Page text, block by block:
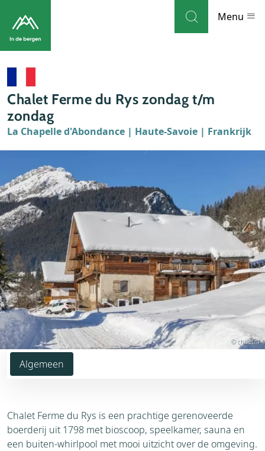
Menu
Weblog
Accommodaties
Thema's
Bezienswaardigheden
Tips
Chalet Ferme du Rys zondag t/m
zondag
La Chapelle d'Abondance | Haute-Savoie | Frankrijk
Algemeen
© chalet.nl
Chalet Ferme du Rys is een prachtige gerenoveerde
boerderij uit 1798 met bioscoop, speelkamer, sauna en
een buiten-whirlpool met mooi uitzicht over de omgeving.